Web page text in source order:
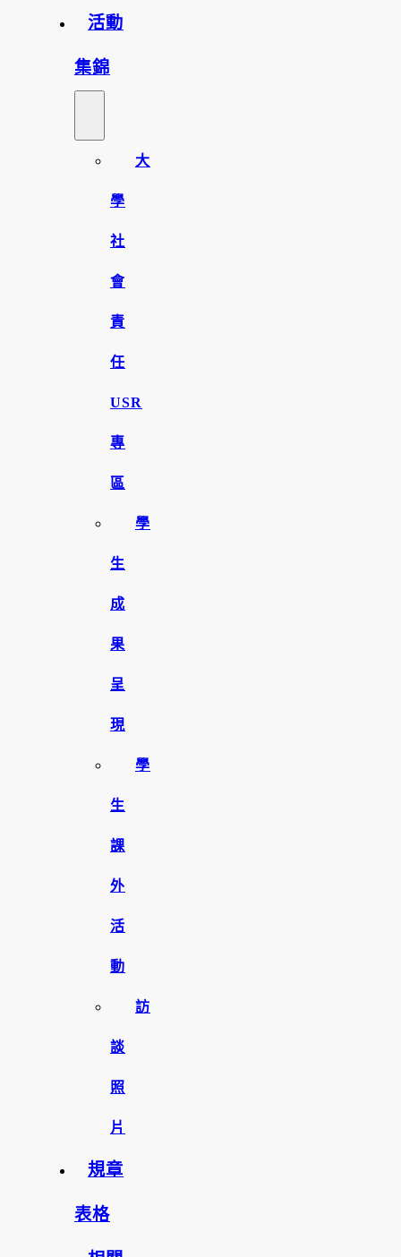
活動
集錦
大
學
社
會
責
任
USR
專
區
學
生
成
果
呈
現
學
生
課
外
活
動
訪
談
照
片
規章
表格